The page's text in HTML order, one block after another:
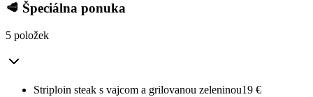
🥩 Špeciálna ponuka
5 položek
Striploin steak s vajcom a grilovanou zeleninou19 €